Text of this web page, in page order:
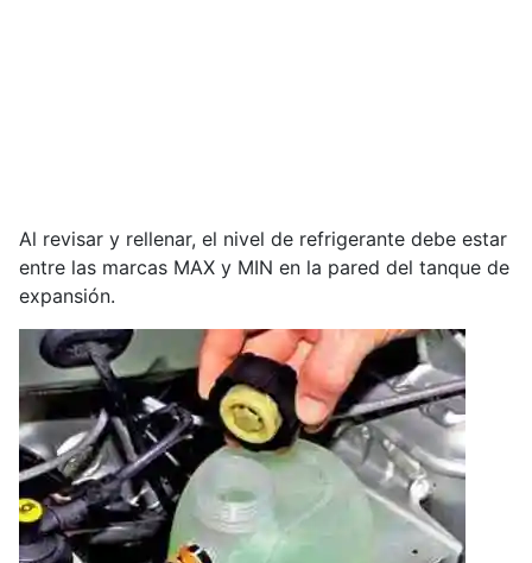
Al revisar y rellenar, el nivel de refrigerante debe estar
entre las marcas MAX y MIN en la pared del tanque de
expansión.